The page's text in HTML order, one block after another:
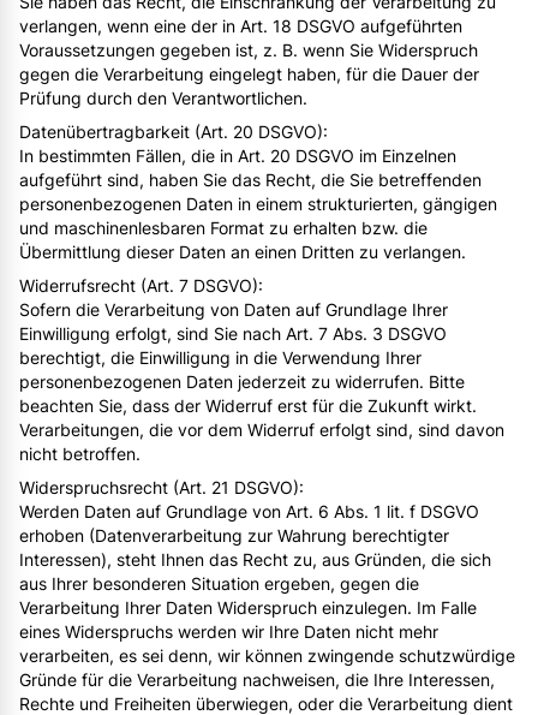
verlangen, wenn eine der in Art. 18 DSGVO aufgeführten
Voraussetzungen gegeben ist, z. B. wenn Sie Widerspruch
gegen die Verarbeitung eingelegt haben, für die Dauer der
Prüfung durch den Verantwortlichen.
Datenübertragbarkeit (Art. 20 DSGVO):
In bestimmten Fällen, die in Art. 20 DSGVO im Einzelnen
aufgeführt sind, haben Sie das Recht, die Sie betreffenden
personenbezogenen Daten in einem strukturierten, gängigen
und maschinenlesbaren Format zu erhalten bzw. die
Übermittlung dieser Daten an einen Dritten zu verlangen.
Widerrufsrecht (Art. 7 DSGVO):
Sofern die Verarbeitung von Daten auf Grundlage Ihrer
Einwilligung erfolgt, sind Sie nach Art. 7 Abs. 3 DSGVO
berechtigt, die Einwilligung in die Verwendung Ihrer
personenbezogenen Daten jederzeit zu widerrufen. Bitte
beachten Sie, dass der Widerruf erst für die Zukunft wirkt.
Verarbeitungen, die vor dem Widerruf erfolgt sind, sind davon
nicht betroffen.
Widerspruchsrecht (Art. 21 DSGVO):
Werden Daten auf Grundlage von Art. 6 Abs. 1 lit. f DSGVO
erhoben (Datenverarbeitung zur Wahrung berechtigter
Interessen), steht Ihnen das Recht zu, aus Gründen, die sich
aus Ihrer besonderen Situation ergeben, gegen die
Verarbeitung Ihrer Daten Widerspruch einzulegen. Im Falle
eines Widerspruchs werden wir Ihre Daten nicht mehr
verarbeiten, es sei denn, wir können zwingende schutzwürdige
Gründe für die Verarbeitung nachweisen, die Ihre Interessen,
Rechte und Freiheiten überwiegen, oder die Verarbeitung dient